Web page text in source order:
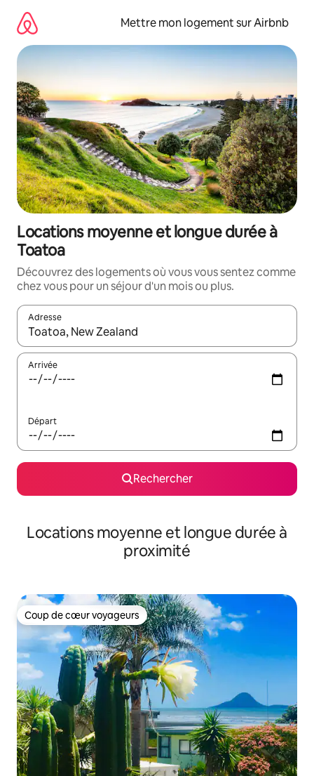
directement
contenu
Mettre mon logement sur Airbnb
Locations moyenne et longue durée à
Toatoa
Découvrez des logements où vous vous sentez comme
chez vous pour un séjour d'un mois ou plus.
Adresse
Lorsque les résultats s'affichent, utilisez les flèches vers le
Arrivée
Départ
Rechercher
Locations moyenne et longue durée à
proximité
Coup de cœur voyageurs
Coup de cœur voyageurs